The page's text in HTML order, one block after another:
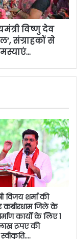
विष्णु देव
संग्राहकों से
विजय शर्मा की
कबीरधाम जिले के
कार्यों के लिए 1
रूपए की